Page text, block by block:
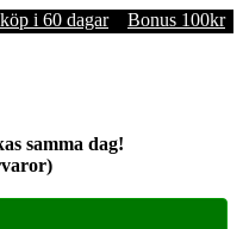
i 60 dagar Bonus 100kr
samma dag!